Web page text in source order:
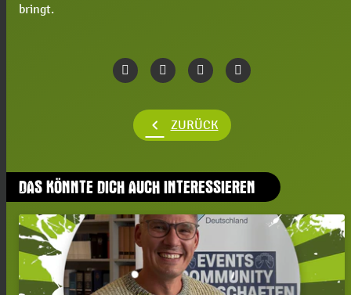
bringt.
chevron_left ZURÜCK
DAS KÖNNTE DICH AUCH INTERESSIEREN